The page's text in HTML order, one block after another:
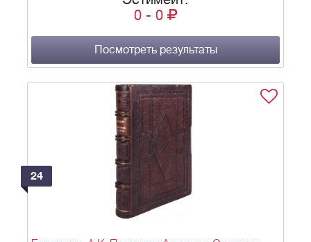
Паннемакера и Матте в Париже, Кезеберга и
Эртеля Лейпциге [и др.]. - СПб.: Типография А.С.
л. ил.: ил., портр.; Т.2.Ч.IV-VI. - 369-686, VIII, 27 c.,
25 л. ил.: ил., портр.; 26,1х18,2 см.
0 - 0
Посмотреть результаты
24